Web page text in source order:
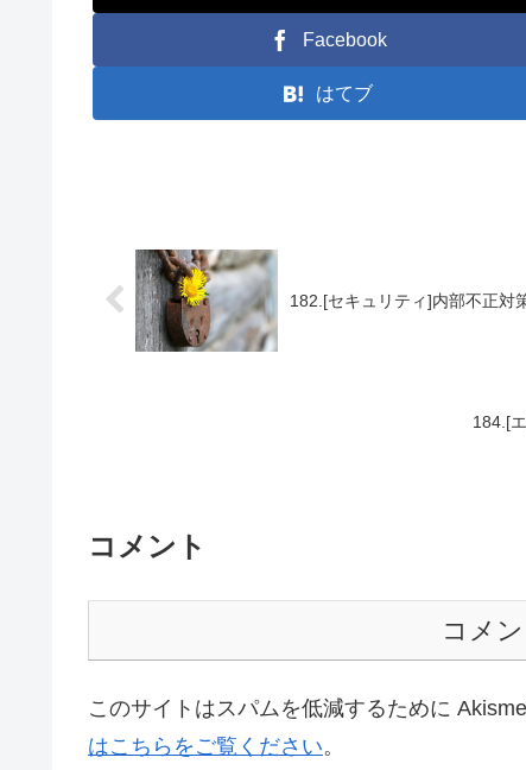
Facebook
はてブ
182.[セキュリティ]内部不正対
184.[
コメント
コメ
このサイトはスパムを低減するために
はこちらをご覧ください。